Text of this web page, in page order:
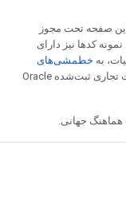
صفحه تحت مجوز
کدها نیز دارای
به خطمشی‌های
مراجعه کنید. جاوا علامت تجاری ثبت‌شده Oracle